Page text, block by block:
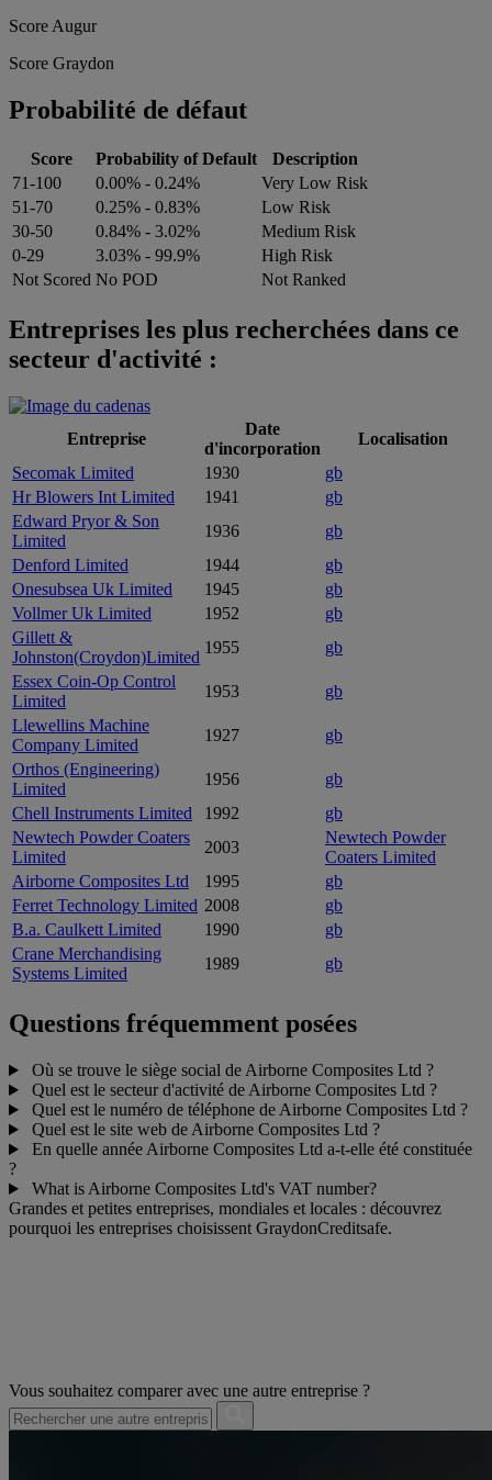
Score Augur
Score Graydon
Probabilité de défaut
Score Probability of Default
Description
71-100
0.00% - 0.24%
Very Low Risk
51-70
0.25% - 0.83%
Low Risk
30-50
0.84% - 3.02%
Medium Risk
0-29
3.03% - 99.9%
High Risk
Not Scored No POD Not Ranked
Entreprises les plus recherchées dans ce
secteur d'activité :
Entreprise
Date
d'incorporation
Localisation
Secomak Limited
1930
gb
Hr Blowers Int Limited
1941
gb
Edward Pryor & Son
Limited
1936
gb
Denford Limited
1944
gb
Onesubsea Uk Limited
1945
gb
Vollmer Uk Limited
1952
gb
Gillett &
Johnston(Croydon)Limited
1955
gb
Essex Coin-Op Control
Limited
1953
gb
Llewellins Machine
Company Limited
1927
gb
Orthos (Engineering)
Limited
1956
gb
Chell Instruments Limited
1992
gb
Newtech Powder Coaters
Limited
2003
Newtech Powder
Coaters Limited
Airborne Composites Ltd
1995
gb
Ferret Technology Limited 2008
gb
B.a. Caulkett Limited
1990
gb
Crane Merchandising
Systems Limited
1989 gb
Questions fréquemment posées
Où se trouve le siège social de Airborne Composites Ltd ?
Quel est le secteur d'activité de Airborne Composites Ltd ?
Quel est le numéro de téléphone de Airborne Composites Ltd ?
Quel est le site web de Airborne Composites Ltd ?
En quelle année Airborne Composites Ltd a-t-elle été constituée
?
What is Airborne Composites Ltd's VAT number?
Grandes et petites entreprises, mondiales et locales : découvrez
pourquoi les entreprises choisissent GraydonCreditsafe.
Vous souhaitez comparer avec une autre entreprise ?